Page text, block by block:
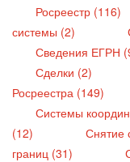
Росреестр (116)
системы (2)
Сведения ЕГРН
Сделки (2)
Росреестра (149)
Системы
(12)
Снятие
границ (31)